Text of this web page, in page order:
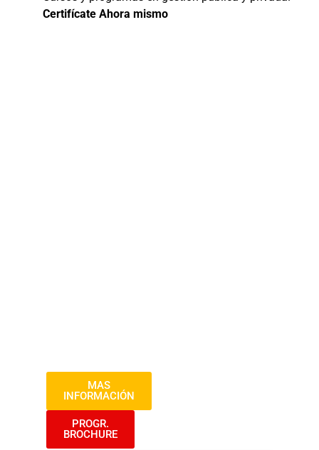
Certifícate Ahora mismo
MAS
INFORMACIÓN
PROGR.
BROCHURE